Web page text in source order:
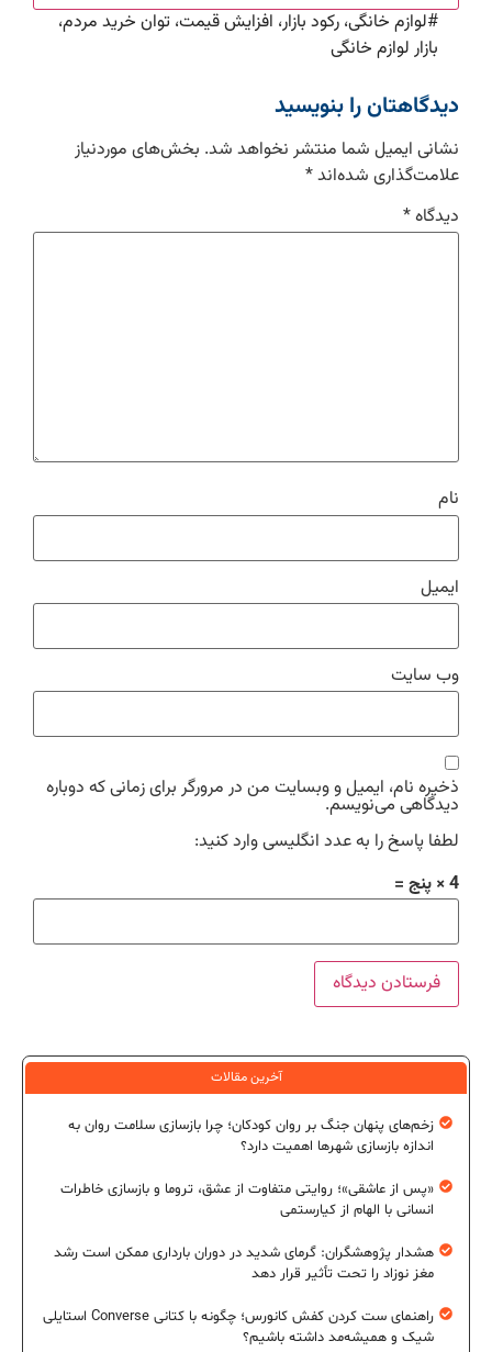
#لوازم خانگی، رکود بازار، افزایش قیمت، توان خرید مردم،
بازار لوازم خانگی
دیدگاهتان را بنویسید
نشانی ایمیل شما منتشر نخواهد شد. بخش‌های موردنیاز
علامت‌گذاری شده‌اند*
دیدگاه*
نام
ایمیل
وب‌ سایت
ذخیره نام، ایمیل و وبسایت من در مرورگر برای زمانی که دوباره
دیدگاهی می‌نویسم.
لطفا پاسخ را به عدد انگلیسی وارد کنید:
4 × پنج =
آخرین مقالات
زخم‌های پنهان جنگ بر روان کودکان؛ چرا بازسازی سلامت روان به
اندازه بازسازی شهرها اهمیت دارد؟
«پس از عاشقی»؛ روایتی متفاوت از عشق، تروما و بازسازی خاطرات
انسانی با الهام از کیارستمی
هشدار پژوهشگران: گرمای شدید در دوران بارداری ممکن است رشد
مغز نوزاد را تحت تأثیر قرار دهد
راهنمای ست کردن کفش کانورس؛ چگونه با کتانی Converse استایلی
شیک و همیشه‌مد داشته باشیم؟